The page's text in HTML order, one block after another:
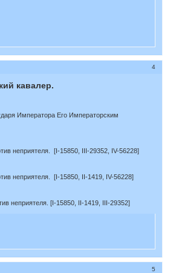
4
кавалер.
Императора Его Императорским
неприятеля. [I-15850, III-29352, IV-56228]
неприятеля. [I-15850, II-1419, IV-56228]
неприятеля. [I-15850, II-1419, III-29352]
5